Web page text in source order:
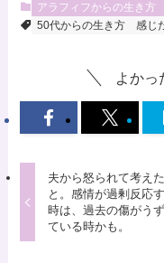
アラフィフからの生き方
50代からの生き方
感じ
よかっ
夫から怒られて考え
と。感情が過剰反応
時は、過去の傷がう
ている時かも。